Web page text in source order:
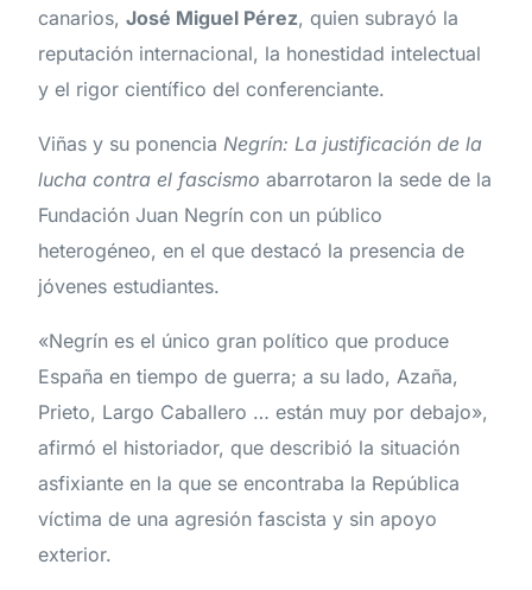
canarios,José Miguel Pérez, quien subrayó la
reputación internacional, la honestidad intelectual
y el rigor científico del conferenciante.
Viñas y su ponencia Negrín: La justificación de la
lucha contra el fascismo abarrotaron la sede de la
Fundación Juan Negrín con un público
heterogéneo, en el que destacó la presencia de
jóvenes estudiantes.
«Negrín es el único gran político que produce
España en tiempo de guerra; a su lado, Azaña,
Prieto, Largo Caballero … están muy por debajo»,
afirmó el historiador, que describió la situación
asfixiante en la que se encontraba la República
víctima de una agresión fascista y sin apoyo
exterior.